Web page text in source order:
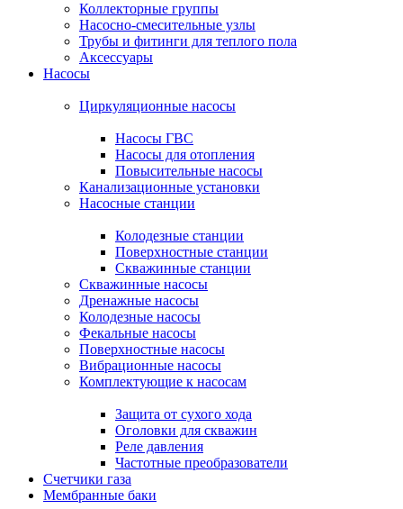
Коллекторные группы
Насосно-смесительные узлы
Трубы и фитинги для теплого пола
Аксессуары
Насосы
Циркуляционные насосы
Насосы ГВС
Насосы для отопления
Повысительные насосы
Канализационные установки
Насосные станции
Колодезные станции
Поверхностные станции
Скважинные станции
Скважинные насосы
Дренажные насосы
Колодезные насосы
Фекальные насосы
Поверхностные насосы
Вибрационные насосы
Комплектующие к насосам
Защита от сухого хода
Оголовки для скважин
Реле давления
Частотные преобразователи
Счетчики газа
Мембранные баки